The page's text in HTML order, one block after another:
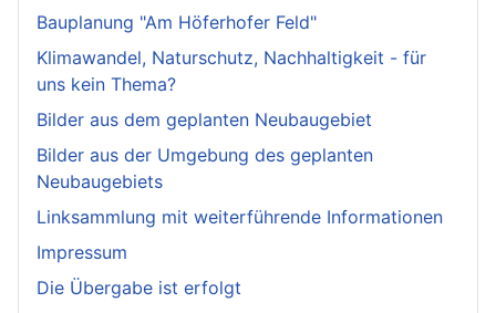
Bauplanung "Am Höferhofer Feld"
Klimawandel, Naturschutz, Nachhaltigkeit - für
uns kein Thema?
Bilder aus dem geplanten Neubaugebiet
Bilder aus der Umgebung des geplanten
Neubaugebiets
Linksammlung mit weiterführende Informationen
Impressum
Die Übergabe ist erfolgt